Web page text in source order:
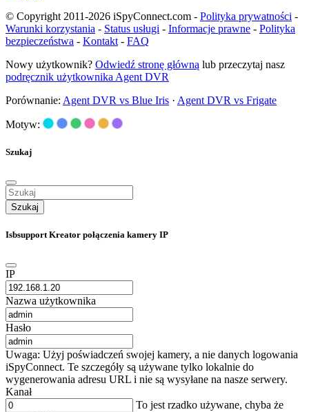
© Copyright 2011-2026 iSpyConnect.com - Polityka prywatności -
Warunki korzystania - Status usługi - Informacje prawne - Polityka
bezpieczeństwa - Kontakt - FAQ
Nowy użytkownik? Odwiedź stronę główną lub przeczytaj nasz
podręcznik użytkownika Agent DVR
Porównanie: Agent DVR vs Blue Iris · Agent DVR vs Frigate
Motyw:
Szukaj
Szukaj
Isbsupport Kreator połączenia kamery IP
IP
Nazwa użytkownika
Hasło
Uwaga: Użyj poświadczeń swojej kamery, a nie danych logowania
iSpyConnect. Te szczegóły są używane tylko lokalnie do
wygenerowania adresu URL i nie są wysyłane na nasze serwery.
Kanał
To jest rzadko używane, chyba że